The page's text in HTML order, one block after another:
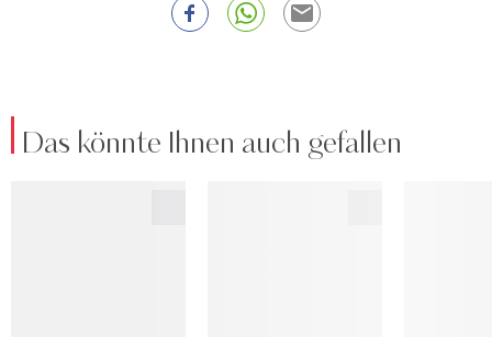
Das könnte Ihnen auch gefallen